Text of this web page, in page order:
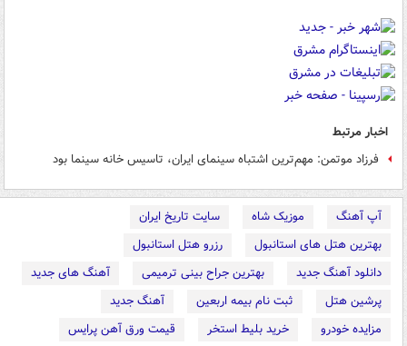
اخبار مرتبط
فرزاد موتمن: مهم‌ترین اشتباه سینمای ایران، تاسیس خانه سینما بود
آپ آهنگ موزیک شاه
سایت تاریخ ایران
بهترین هتل های استانبول
رزرو هتل استانبول
دانلود آهنگ جدید
بهترین جراح بینی ترمیمی
آهنگ های جدید
پرشین هتل
ثبت نام بیمه اربعین
آهنگ جدید
مزایده خودرو
خرید بلیط استخر
قیمت ورق آهن پرایس